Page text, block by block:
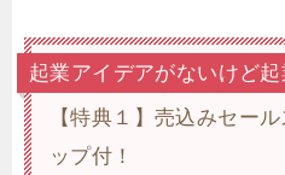
起業アイデアがないけど
【特典１】売込みセー
ップ付！